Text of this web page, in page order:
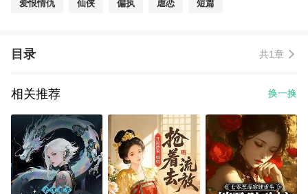
了他，而代价是我将不复存在。 复活后的他恨透了我。 为逼我现身
爱恨情仇 仙侠 偏执 虐恋 短篇
目录 共1章
相关推荐 换一换